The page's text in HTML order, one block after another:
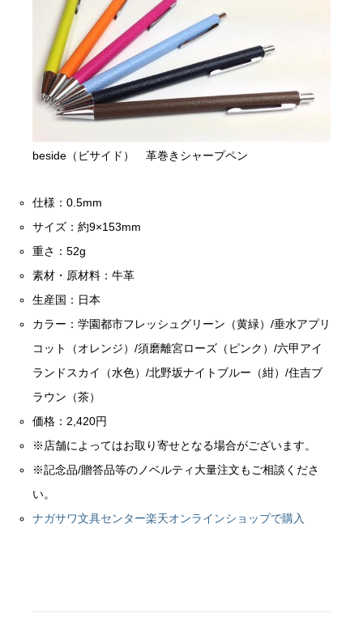
beside（ビサイド） 革巻きシャープペン
仕様：0.5mm
サイズ：約9×153mm
重さ：52g
素材・原材料：牛革
生産国：日本
カラー：学園都市フレッシュグリーン（黄緑）/垂水アプリ
コット（オレンジ）/須磨離宮ローズ（ピンク）/六甲アイ
ランドスカイ（水色）/北野坂ナイトブルー（紺）/住吉ブ
ラウン（茶）
価格：2,420円
※店舗によってはお取り寄せとなる場合がございます。
※記念品/贈答品等のノベルティ大量注文もご相談くださ
い。
ナガサワ文具センター楽天オンラインショップで購入